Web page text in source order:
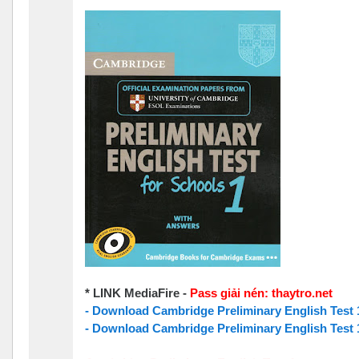
* LINK MediaFire - Pass giải nén: thaytro.net
- Download Cambridge Preliminary English Test
- Download Cambridge Preliminary English Test